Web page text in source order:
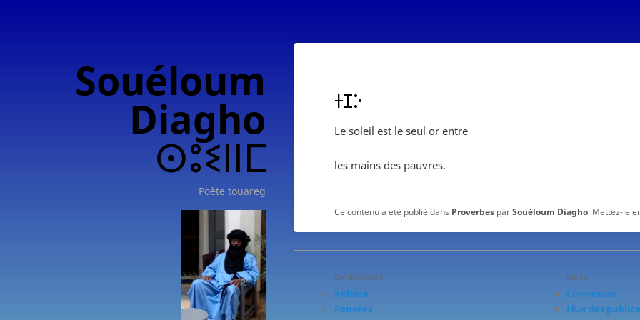
Souéloum
Diagho
ⵙⵓⵉⵏⵏⵎ
Poète touareg
ⵜⵊⴾ
Le soleil est le seul or entre
les mains des pauvres.
Ce contenu a été publié dans Proverbes parSouéloum Diagho. Mettez-le
CATÉGORIES
Keltina
Pensées
MÉTA
Connexion
Flux des